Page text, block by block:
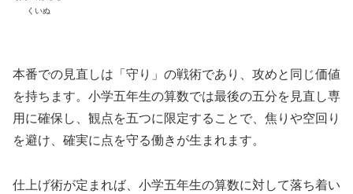
くいぬ
本番での見直しは「守り」の戦術であり、攻めと同じ価値
を持ちます。小学五年生の算数では最後の五分を見直し専
用に確保し、観点を五つに限定することで、焦りや空回り
を避け、確実に点を守る働きが生まれます。
仕上げ術が定まれば、小学五年生の算数に対して落ち着い